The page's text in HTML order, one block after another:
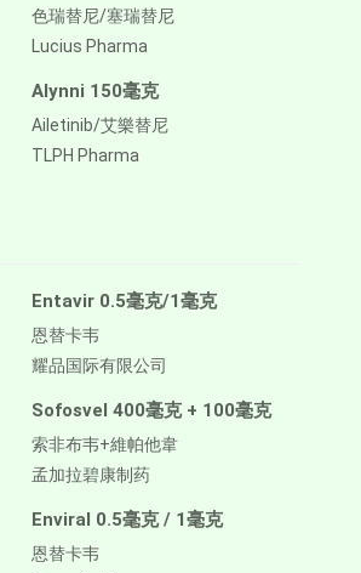
色瑞替尼/塞瑞替尼
Lucius Pharma
Alynni 150毫克
Ailetinib/艾樂替尼
TLPH Pharma
Entavir 0.5毫克/1毫克
恩替卡韦
耀品国际有限公司
Sofosvel 400毫克 + 100毫克
索非布韦+維帕他韋
孟加拉碧康制药
Enviral 0.5毫克 / 1毫克
恩替卡韦